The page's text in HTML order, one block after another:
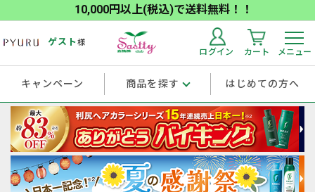
10,000円以上(税込)で送料無料！！
ゲスト様
ログイン カート メニュー
キャンペーン 商品を探す はじめての方へ